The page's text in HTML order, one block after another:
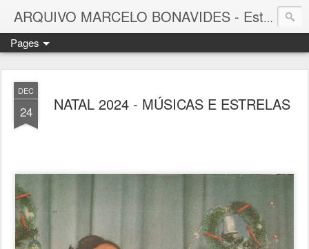
ARQUIVO MARCELO BONAVIDES - Estrelas que nunca se Apagam -
Pages
DEC
24 NATAL 2024 - MÚSICAS E ESTRELAS